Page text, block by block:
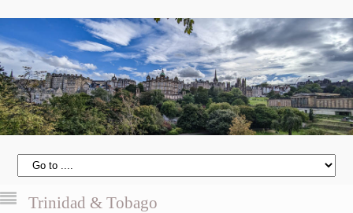
Trinidad & Tobago